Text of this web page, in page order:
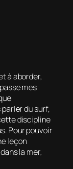
à aborder,
mes
du surf,
discipline
Pour pouvoir
leçon
la mer,